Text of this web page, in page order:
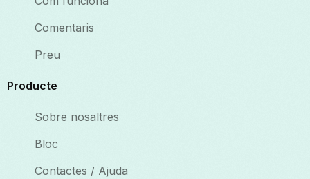
Comentaris
Preu
Producte
Sobre nosaltres
Bloc
Contactes / Ajuda